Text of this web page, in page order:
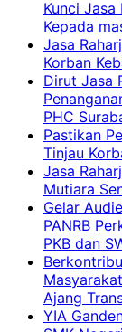
Kunci Jasa
Kepada
Jasa
Korban
Dirut Jasa
PHC
Pastikan
Tinjau
Jasa
Mutiara
Gelar
PANRB
PKB dan
Ajang
YIA